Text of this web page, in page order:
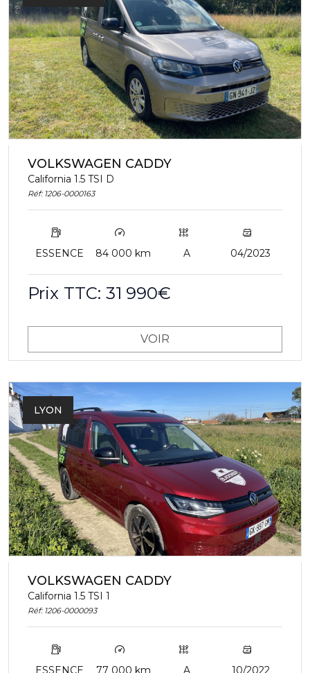
VOLKSWAGEN CADDY
California 1.5 TSI D
Réf: 1206-0000163
ESSENCE 84 000 km A 04/2023
Prix TTC: 31 990€
VOIR
LYON
VOLKSWAGEN CADDY
California 1.5 TSI 1
Réf: 1206-0000093
ESSENCE 77 000 km A 10/2022